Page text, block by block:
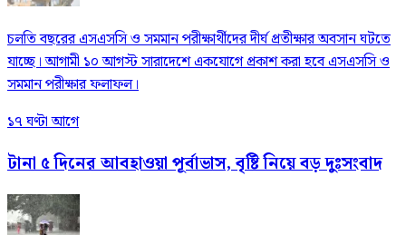
চলতি বছরের এসএসসি ও সমমান পরীক্ষার্থীদের দীর্ঘ প্রতীক্ষার অবসান ঘটতে
যাচ্ছে। আগামী ১০ আগস্ট সারাদেশে একযোগে প্রকাশ করা হবে এসএসসি ও
সমমান পরীক্ষার ফলাফল।
১৭ ঘণ্টা আগে
টানা ৫ দিনের আবহাওয়া পূর্বাভাস, বৃষ্টি নিয়ে বড় দুঃসংবাদ